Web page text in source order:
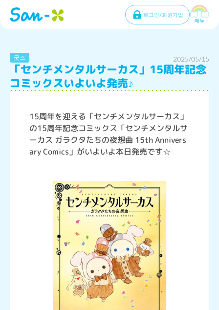
로그인/회원가입
메뉴
굿즈 2025/05/15
「センチメンタルサーカス」15周年記念
コミックスいよいよ発売♪
15周年を迎える「センチメンタルサーカス」
の15周年記念コミックス「センチメンタルサ
ーカス ガラクタたちの夜想曲 15th Annivers
ary Comics」がいよいよ本日発売です☆